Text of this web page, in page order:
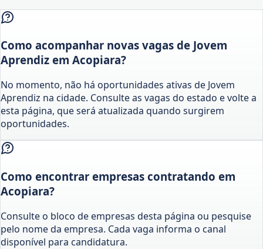
Como acompanhar novas vagas de Jovem
Aprendiz em Acopiara?
No momento, não há oportunidades ativas de Jovem
Aprendiz na cidade. Consulte as vagas do estado e volte a
esta página, que será atualizada quando surgirem
oportunidades.
Como encontrar empresas contratando em
Acopiara?
Consulte o bloco de empresas desta página ou pesquise
pelo nome da empresa. Cada vaga informa o canal
disponível para candidatura.